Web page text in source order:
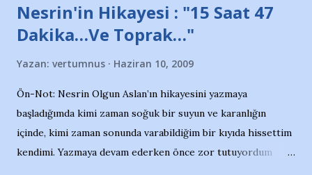
Nesrin'in Hikayesi : "15 Saat 47
Dakika…Ve Toprak…"
Yazan: vertumnus Haziran 10, 2009
Ön-Not: Nesrin Olgun Aslan’ın hikayesini yazmaya
başladığımda kimi zaman soğuk bir suyun ve karanlığın
içinde, kimi zaman sonunda varabildiğim bir kıyıda hissettim
kendimi. Yazmaya devam ederken önce zor tutuyordum